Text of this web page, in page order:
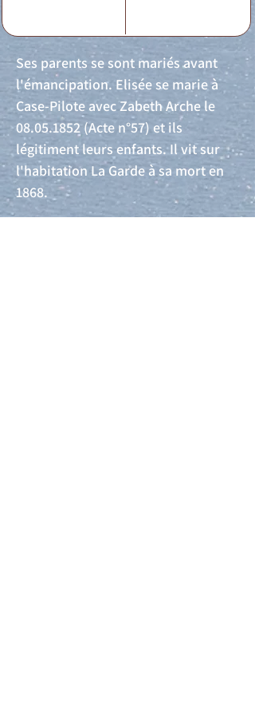
Ses parents se sont mariés avant
l'émancipation. Elisée se marie à
Case-Pilote avec Zabeth Arche le
08.05.1852 (Acte n°57) et ils
légitiment leurs enfants. Il vit sur
l'habitation La Garde à sa mort en
1868.